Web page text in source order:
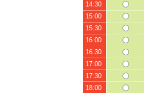
14:30
15:00
15:30
16:00
16:30
17:00
17:30
18:00